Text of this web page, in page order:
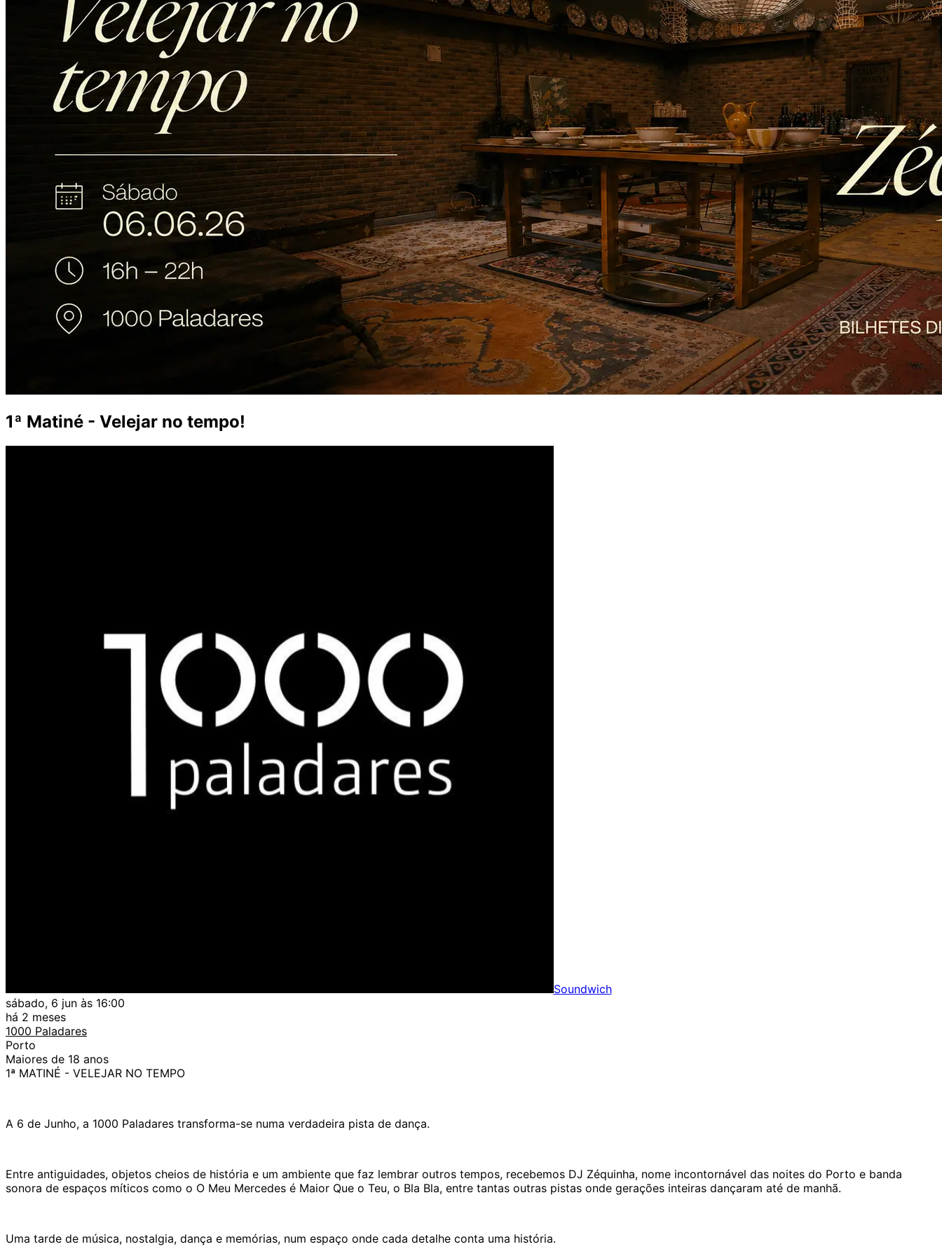
1ª Matiné - Velejar no tempo!
Soundwich
sábado, 6 jun às 16:00
há 2 meses
1000 Paladares
Porto
Maiores de 18 anos
1ª MATINÉ - VELEJAR NO TEMPO
A 6 de Junho, a 1000 Paladares transforma-se numa verdadeira pista de dança.
Entre antiguidades, objetos cheios de história e um ambiente que faz lembrar outros tempos, recebemos DJ Zéquinha, nome incontornável das noites do Porto e banda
sonora de espaços míticos como o O Meu Mercedes é Maior Que o Teu, o Bla Bla, entre tantas outras pistas onde gerações inteiras dançaram até de manhã.
Uma tarde de música, nostalgia, dança e memórias, num espaço onde cada detalhe conta uma história.